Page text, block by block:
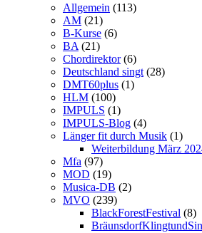
Allgemein (113)
AM (21)
B-Kurse (6)
BA (21)
Chordirektor(6)
Deutschland singt (28)
DMT60plus (1)
HLM (100)
IMPULS (1)
IMPULS-Blog (4)
Länger fit durch Musik (1)
Weiterbildung März
Mfa (97)
MOD (19)
Musica-DB (2)
MVO (239)
BlackForestFestival (8)